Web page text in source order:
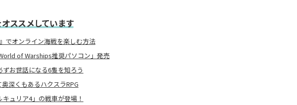
ススメしています
でオンライン海戦を楽しむ方法
of Warships推奨パソコン」発売
お世話になる6隻を知ろう
深くもあるハクスラRPG
ュリア4」の戦車が登場！